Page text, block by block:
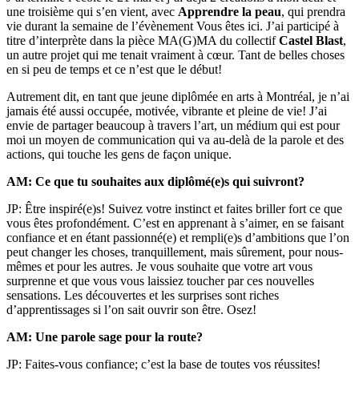
une troisième qui s’en vient, avec Apprendre la peau, qui prendra
vie durant la semaine de l’évènement Vous êtes ici. J’ai participé à
titre d’interprète dans la pièce MA(G)MA du collectifCastel Blast,
un autre projet qui me tenait vraiment à cœur. Tant de belles choses
en si peu de temps et ce n’est que le début!
Autrement dit, en tant que jeune diplômée en arts à Montréal, je n’ai
jamais été aussi occupée, motivée, vibrante et pleine de vie! J’ai
envie de partager beaucoup à travers l’art, un médium qui est pour
moi un moyen de communication qui va au-delà de la parole et des
actions, qui touche les gens de façon unique.
AM: Ce que tu souhaites aux diplômé(e)s qui suivront?
JP: Être inspiré(e)s! Suivez votre instinct et faites briller fort ce que
vous êtes profondément. C’est en apprenant à s’aimer, en se faisant
confiance et en étant passionné(e) et rempli(e)s d’ambitions que l’on
peut changer les choses, tranquillement, mais sûrement, pour nous-
mêmes et pour les autres. Je vous souhaite que votre art vous
surprenne et que vous vous laissiez toucher par ces nouvelles
sensations. Les découvertes et les surprises sont riches
d’apprentissages si l’on sait ouvrir son être. Osez!
AM: Une parole sage pour la route?
JP: Faites-vous confiance; c’est la base de toutes vos réussites!